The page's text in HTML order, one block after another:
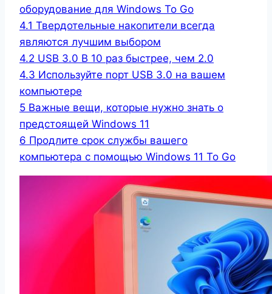
оборудование для Windows To Go
4.1 Твердотельные накопители всегда
являются лучшим выбором
4.2 USB 3.0 В 10 раз быстрее, чем 2.0
4.3 Используйте порт USB 3.0 на вашем
компьютере
5 Важные вещи, которые нужно знать о
предстоящей Windows 11
6 Продлите срок службы вашего
компьютера с помощью Windows 11 To Go